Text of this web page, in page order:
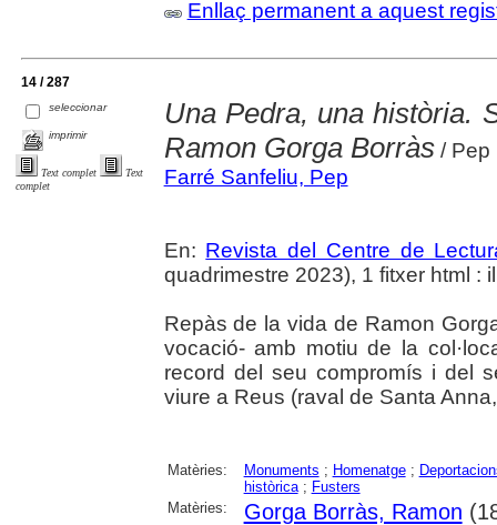
Enllaç permanent a aquest
14 / 287
seleccionar
imprimir
Text complet
Text
complet
Una Pedra, una història.
Ramon Gorga Borràs/ Pep
Farré Sanfeliu, Pep
En: Revista del Centre de
quadrimestre 2023), 1 fitxer html :
Repàs de la vida de Ramon
vocació- amb motiu de la
record del seu compromís i del
viure a Reus (raval de Santa
Matèries: Monuments ; Homenatge;
històrica; Fusters
Matèries:
Gorga Borràs, Ramon